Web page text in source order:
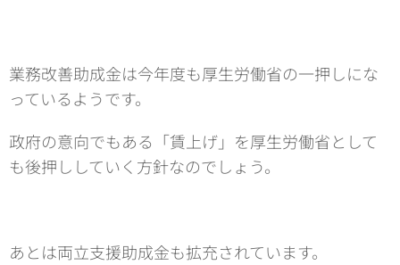
業務改善助成金は今年度も厚生労働省の一押しにな
っているようです。
政府の意向でもある「賃上げ」を厚生労働省として
も後押ししていく方針なのでしょう。
あとは両立支援助成金も拡充されています。